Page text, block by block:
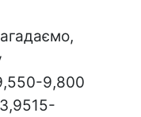
9,800